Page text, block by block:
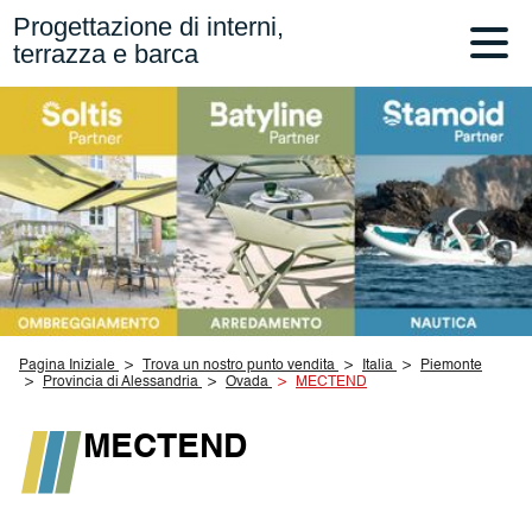
Progettazione di interni,
terrazza e barca
Pagina Iniziale Trova un nostro punto vendita Italia
Piemonte
Provincia di Alessandria
Ovada MECTEND
MECTEND